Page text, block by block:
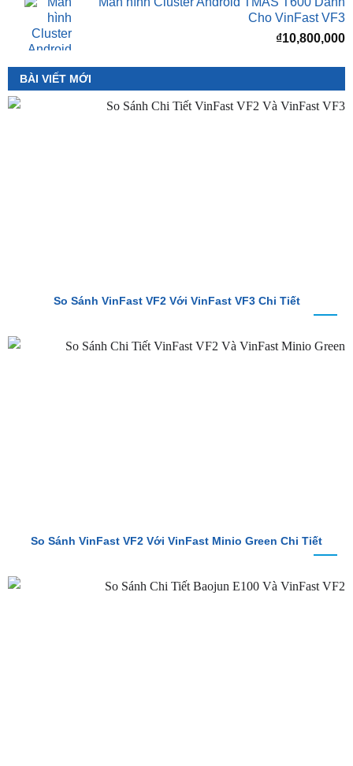
Cho VinFast VF3
₫10,800,000
BÀI VIẾT MỚI
So Sánh VinFast VF2 Với VinFast VF3 Chi Tiết
So Sánh VinFast VF2 Với VinFast Minio Green Chi Tiết